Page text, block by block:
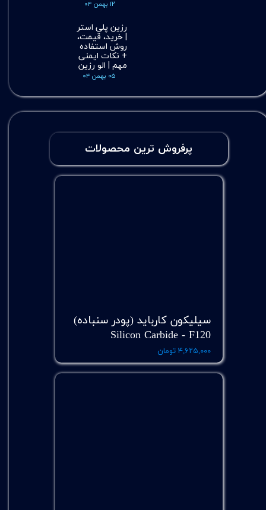
سیلیکون کارباید (پودر سنباده)
Silicon Carbide - F120
۴,۶۲۵,۰۰۰ تومان
پرفروش ترین محصولات
۱۲ بهمن ۰۴
رزین پلی استر
| خرید، قیمت،
روش استفاده
+ نکات ایمنی
مهم | الو رزین
۰۵ بهمن ۰۴